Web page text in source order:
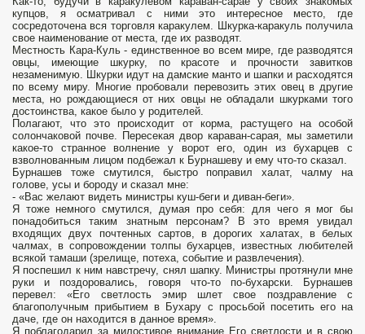
купцов, я осматривал с ними это интересное место, где
сосредоточена вся торговля каракулем. Шкурка-каракуль получила
свое наименование от места, где их разводят.
Местность Кара-Куль - единственное во всем мире, где разводятся
овцы, имеющие шкурку, по красоте и прочности завитков
незаменимую. Шкурки идут на дамские манто и шапки и расходятся
по всему миру. Многие пробовали перевозить этих овец в другие
места, но рождающиеся от них овцы не обладали шкурками того
достоинства, какое было у родителей.
Полагают, что это происходит от корма, растущего на особой
солончаковой почве. Пересекая двор караван-сарая, мы заметили
какое-то странное волнение у ворот его, один из бухарцев с
взволнованным лицом подбежал к Бурнашеву и ему что-то сказал.
Бурнашев тоже смутился, быстро поправил халат, чалму на
голове, усы и бороду и сказал мне:
- «Вас желают видеть министры куш-беги и диван-беги».
Я тоже немного смутился, думая про себя: для чего я мог бы
понадобиться таким знатным персонам? В это время увидал
входящих двух почтенных сартов, в дорогих халатах, в белых
чалмах, в сопровождении толпы бухарцев, известных любителей
всякой тамаши (зрелище, потеха, событие и развлечения).
Я поспешил к ним навстречу, снял шапку. Министры протянули мне
руки и поздоровались, говоря что-то по-бухарски. Бурнашев
перевел: «Его светлость эмир шлет свое поздравление с
благополучным прибытием в Бухару с просьбой посетить его на
даче, где он находится в данное время».
Я поблагодарил за милостивое внимание Его светлости и в свою